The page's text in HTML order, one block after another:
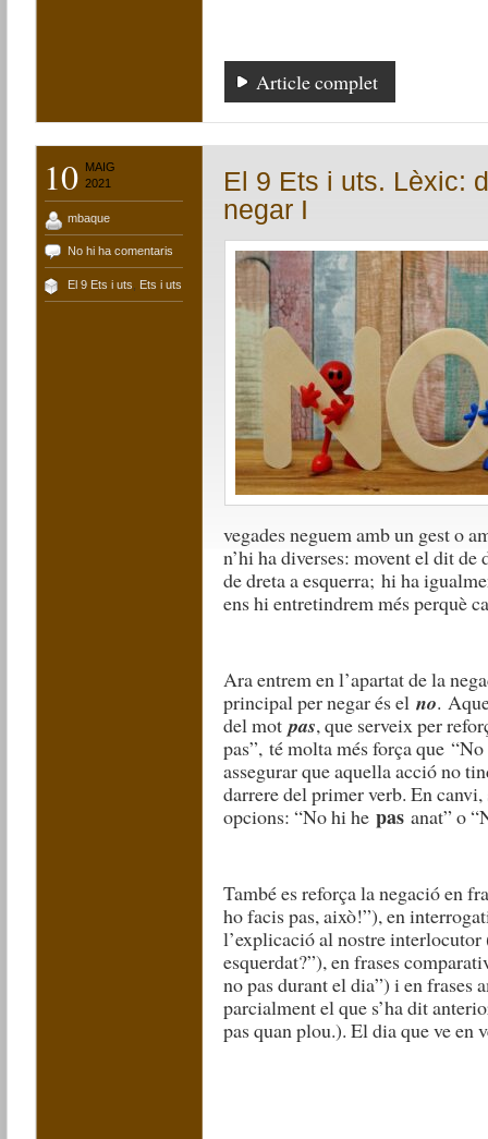
Article complet
10 MAIG
2021
mbaque
No hi ha comentaris
El 9 Ets i uts Ets i uts
El 9 Ets i uts. Lèxic:
negar I
vegades neguem amb un gest o
n’hi ha diverses: movent el dit de
de dreta a esquerra;hi ha
ens hi entretindrem més perquè
Ara entrem en l’apartat de la
principal per negar és elno.
del motpas, que serveix per
pas”, té molta més força que
assegurar que aquella acció no
darrere del primer verb. En
opcions: “No hi hepas anat” o
També es reforça la negació en
ho facis pas, això!”), en
l’explicació al nostre interlocutor
esquerdat?”), en frases
no pas durant el dia”) i en frases
parcialment el que s’ha dit
pas quan plou.). El dia que ve en